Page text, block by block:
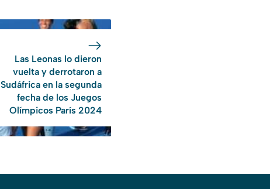
Las Leonas lo dieron
vuelta y derrotaron a
Sudáfrica en la segunda
fecha de los Juegos
Olímpicos París 2024